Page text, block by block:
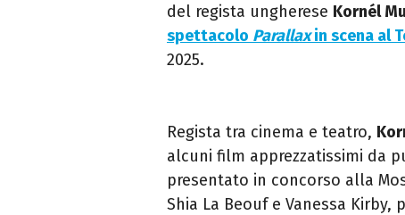
del regista ungherese Kornél
spettacolo Parallaxin scena al
2025.
Regista tra cinema e teatro,
alcuni film apprezzatissimi da
presentato in concorso alla
Shia La Beouf e Vanessa